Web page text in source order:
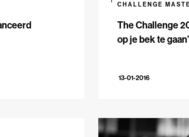
The Challenge
op je bek te gaan’
CHALLENGE
13-01-2016